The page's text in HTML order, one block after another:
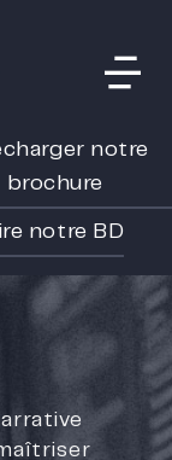
notre
brochure
notre BD